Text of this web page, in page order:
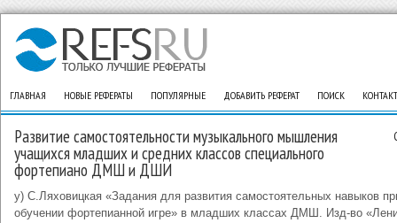
ГЛАВНАЯ НОВЫЕ РЕФЕРАТЫ ПОПУЛЯРНЫЕ ДОБАВИТЬ РЕФЕРАТ ПОИСК
Развитие самостоятельности музыкального мышления
учащихся младших и средних классов специального
фортепиано ДМШ и ДШИ
у) С.Ляховицкая «Задания для развития самостоятельных навыков
обучении фортепианной игре» в младших классах ДМШ. Изд-во